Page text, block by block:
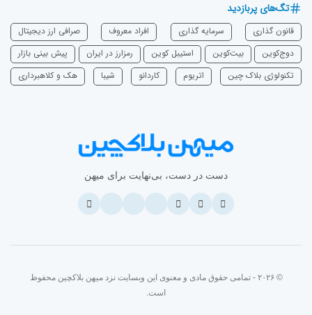
تگ‌های پربازدید
قانون گذاری سرمایه‌ گذاری افراد معروف
صرافی ارز دیجیتال
دوج‌کوین
بیت‌کوین استیبل کوین رمزارز در ایران
پیش بینی بازار
تکنولوژی بلاک چین
اتریوم ‌کاردانو شیبا هک و کلاهبرداری
دست در دست، بی‌نهایت برای میهن
© ۲۰۲۶ - تمامی حقوق مادی و معنوی این وبسایت نزد میهن بلاکچین محفوظ
است.